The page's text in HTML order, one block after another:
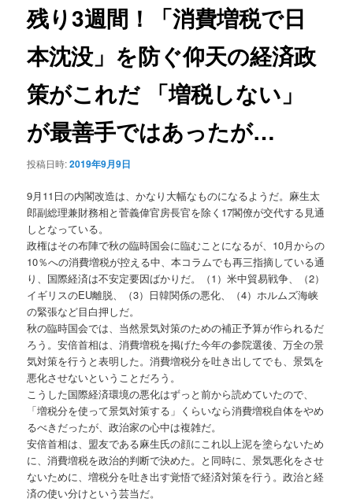
ー
ョ
ン
残り3週間！「消費増税で日
本沈没」を防ぐ仰天の経済政
策がこれだ 「増税しない」
が最善手ではあったが…
投稿日時:2019年9月9日
9月11日の内閣改造は、かなり大幅なものになるようだ。麻生太
郎副総理兼財務相と菅義偉官房長官を除く17閣僚が交代する見通
しとなっている。
政権はその布陣で秋の臨時国会に臨むことになるが、10月からの
10％への消費増税が控える中、本コラムでも再三指摘している通
り、国際経済は不安定要因ばかりだ。（1）米中貿易戦争、（2）
イギリスのEU離脱、（3）日韓関係の悪化、（4）ホルムズ海峡
の緊張など目白押しだ。
秋の臨時国会では、当然景気対策のための補正予算が作られるだ
ろう。安倍首相は、消費増税を掲げた今年の参院選後、万全の景
気対策を行うと表明した。消費増税分を吐き出してでも、景気を
悪化させないということだろう。
こうした国際経済環境の悪化はずっと前から読めていたので、
「増税分を使って景気対策する」くらいなら消費増税自体をやめ
るべきだったが、政治家の心中は複雑だ。
安倍首相は、盟友である麻生氏の顔にこれ以上泥を塗らないため
に、消費増税を政治的判断で決めた。と同時に、景気悪化をさせ
ないために、増税分を吐き出す覚悟で経済対策を行う。政治と経
済の使い分けという芸当だ。